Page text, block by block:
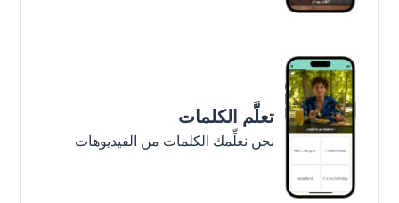
تعلَّم الكلمات
نحن نعلِّمك الكلمات من الفيديوهات